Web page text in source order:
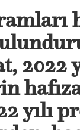
2022
yılı